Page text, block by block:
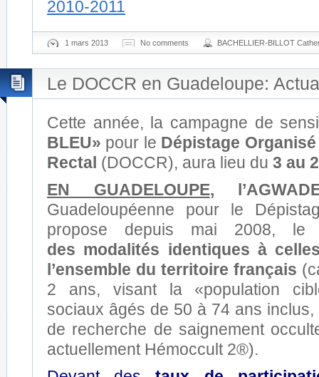
2010-2011
1 mars 2013 No comments BACHELLIER-BILLOT
Le DOCCR en Guadeloupe:
Cette année, la campagne de
BLEU» pour le Dépistage
Rectal (DOCCR), aura lieu du 3 au
EN GUADELOUPE,
Guadeloupéenne pour le
propose depuis mai 2008,
des modalités identiques à
l’ensemble du territoire français
2 ans, visant la «population
sociaux âgés de 50 à 74 ans
de recherche de saignement
actuellement Hémoccult 2®).